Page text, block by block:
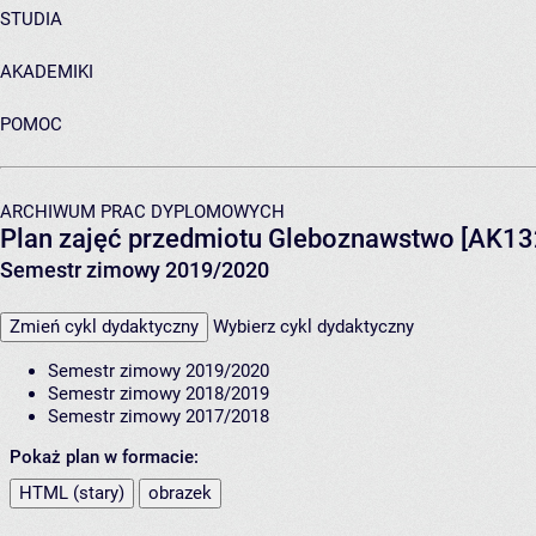
STUDIA
AKADEMIKI
POMOC
ARCHIWUM PRAC DYPLOMOWYCH
Plan zajęć przedmiotu Gleboznawstwo
Semestr zimowy 2019/2020
Zmień cykl dydaktyczny Wybierz cykl dydaktyczny
Semestr zimowy 2019/2020
Semestr zimowy 2018/2019
Semestr zimowy 2017/2018
Pokaż plan w formacie:
HTML (stary)
obrazek